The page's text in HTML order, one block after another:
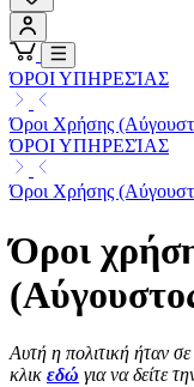
ΌΡΟΙ ΥΠΗΡΕΣΊΑΣ
Όροι Χρήσης
ΌΡΟΙ ΥΠΗΡΕΣΊΑΣ
Όροι Χρήσης
Όροι
Αυτή η πολιτική ήταν
κλικ εδώ για να δείτε